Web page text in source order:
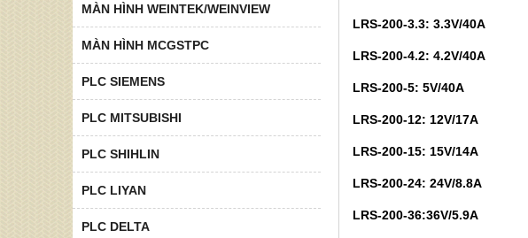
MÀN HÌNH WEINTEK/WEINVIEW
MÀN HÌNH MCGSTPC
PLC SIEMENS
PLC MITSUBISHI
PLC SHIHLIN
PLC LIYAN
PLC DELTA
LRS-200-3.3: 3.3V/40A
LRS-200-4.2: 4.2V/40A
LRS-200-5: 5V/40A
LRS-200-12: 12V/17A
LRS-200-15: 15V/14A
LRS-200-24: 24V/8.8A
LRS-200-36:36V/5.9A